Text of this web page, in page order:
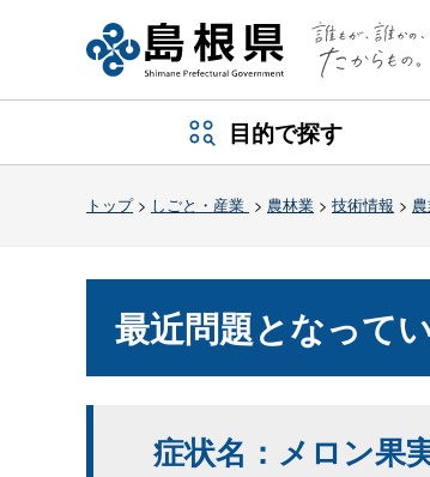
目的で探す
トップ> しごと・産業 > 農林業 > 技術情報 >
最近問題となって
症状名：メロン果